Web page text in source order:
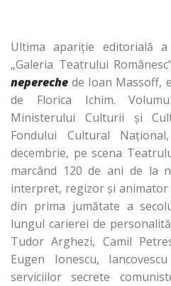
Ultima apariţie editorială
„Galeria Teatrului
nepereche de Ioan Massoff,
de Florica Ichim.
Ministerului Culturii şi
Fondului Cultural
decembrie, pe scena
marcând 120 de ani de la
interpret, regizor şi
din prima jumătate a
lungul carierei de
Tudor Arghezi, Camil
Eugen Ionescu,
serviciilor secrete